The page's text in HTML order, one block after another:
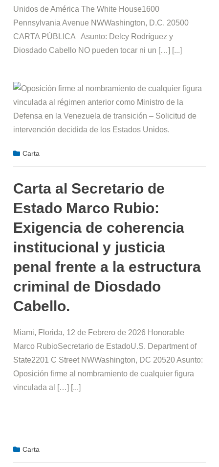
Unidos de América The White House1600
Pennsylvania Avenue NWWashington, D.C. 20500
CARTA PÚBLICA Asunto: Delcy Rodríguez y
Diosdado Cabello NO pueden tocar ni un […] [...]
Carta
Carta al Secretario de
Estado Marco Rubio:
Exigencia de coherencia
institucional y justicia
penal frente a la estructura
criminal de Diosdado
Cabello.
Miami, Florida, 12 de Febrero de 2026 Honorable
Marco RubioSecretario de EstadoU.S. Department of
State2201 C Street NWWashington, DC 20520 Asunto:
Oposición firme al nombramiento de cualquier figura
vinculada al […] [...]
Carta